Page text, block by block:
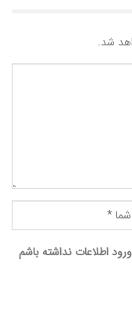
شد.
اطلاعات نداشته باشم